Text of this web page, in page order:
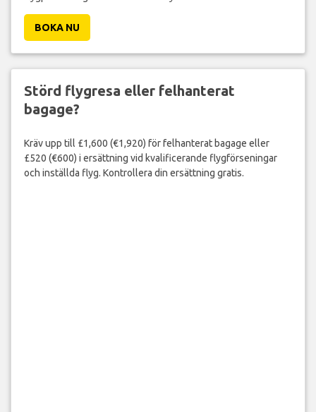
BOKA NU
Störd flygresa eller felhanterat
bagage?
Kräv upp till £1,600 (€1,920) för felhanterat bagage eller
£520 (€600) i ersättning vid kvalificerande flygförseningar
och inställda flyg. Kontrollera din ersättning gratis.